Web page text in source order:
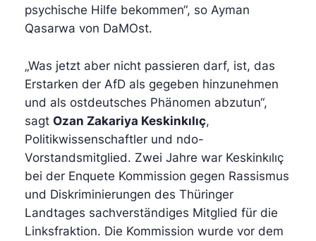
psychische Hilfe bekommen“, so Ayman
Qasarwa von DaMOst.
„Was jetzt aber nicht passieren darf, ist, das
Erstarken der AfD als gegeben hinzunehmen
und als ostdeutsches Phänomen abzutun“,
sagt Ozan Zakariya Keskinkılıç,
Politikwissenschaftler und ndo-
Vorstandsmitglied. Zwei Jahre war Keskinkılıç
bei der Enquete Kommission gegen Rassismus
und Diskriminierungen des Thüringer
Landtages sachverständiges Mitglied für die
Linksfraktion. Die Kommission wurde vor dem